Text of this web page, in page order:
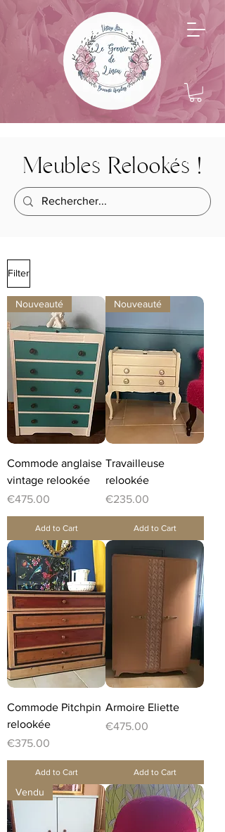
Meubles Relookés !
Filter
Nouveauté
Commode anglaise
vintage relookée
Price
€475.00
Add to Cart
Nouveauté
Travailleuse
relookée
Price
€235.00
Add to Cart
Commode Pitchpin
relookée
Price
€375.00
Add to Cart
Armoire Eliette
Price
€475.00
Add to Cart
Vendu